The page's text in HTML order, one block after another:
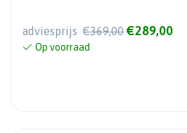
adviesprijs €369,00 €289,00
Op voorraad